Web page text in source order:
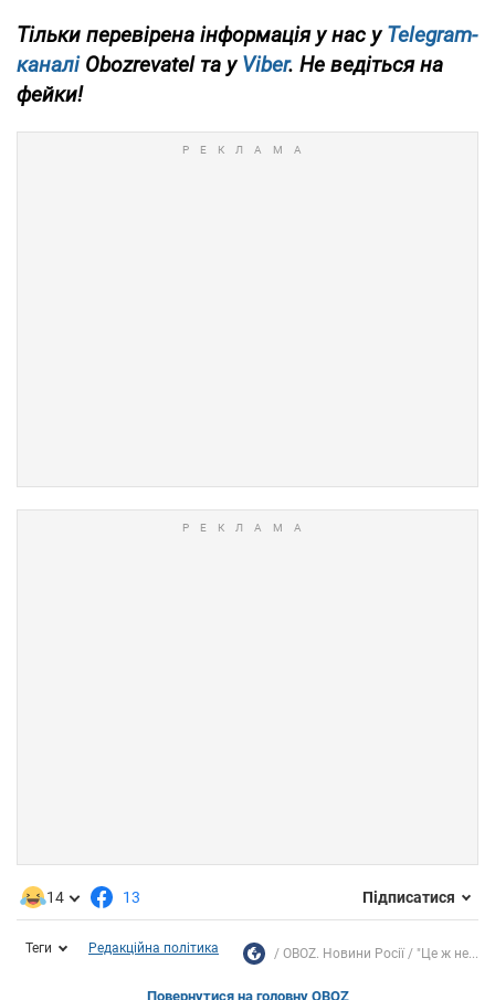
Тільки перевірена інформація у нас уTelegram-
каналіObozrevatel та уViber. Не ведіться на
фейки!
14 13 Підписатися
Теги Редакційна політика OBOZ. Новини Росії "Це ж не...
Повернутися на головну OBOZ